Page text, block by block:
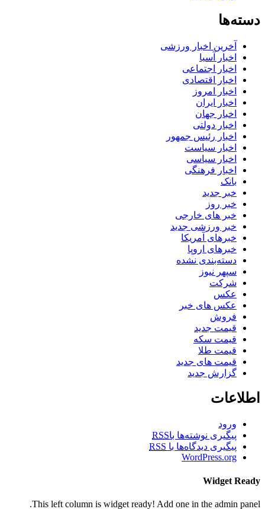
دسته‌ها
آخرین اخبار ورزشی
اخبار آسیا
اخبار اجتماعی
اخبار اقتصادی
اخبار امروز
اخبار ایران
اخبار جهان
اخبار دولتی
اخبار رئیس جمهور
اخبار سیاست
اخبار سیاسی
اخبار فرهنگی
بانک
خبر جدید
خبر روز
خبر های خارجی
خبر ورزشی جدید
خبرهای آمریکا
خبرهای اروپا
دسته‌بندی نشده
سپهر نیوز
شرکت
عکس
عکس های خبر
فروش
قیمت جدید
قیمت سکه
قیمت طلا
قیمت های جدید
گزارش جدید
اطلاعات
ورود
پیگیری نوشته‌ها باRSS
پیگیری دیدگاه‌ها با RSS
WordPress.org
Widget Ready
This left column is widget ready! Add one in the admin panel.